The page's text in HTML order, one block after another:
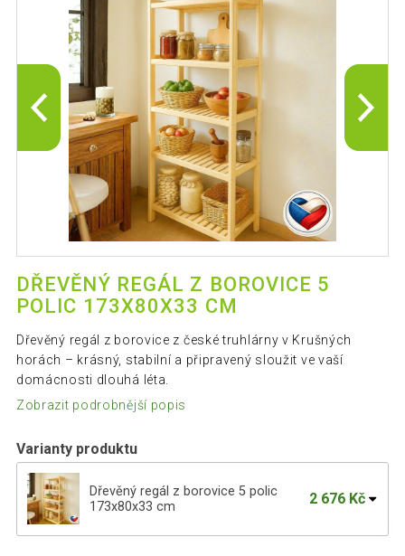
DŘEVĚNÝ REGÁL Z BOROVICE 5
POLIC 173X80X33 CM
Dřevěný regál z borovice z české truhlárny v Krušných
horách – krásný, stabilní a připravený sloužit ve vaší
domácnosti dlouhá léta.
Zobrazit podrobnější popis
Varianty produktu
Dřevěný regál z borovice 5 polic
173x80x33 cm
2 676 Kč